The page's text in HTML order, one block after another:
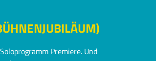
Premiere. Und